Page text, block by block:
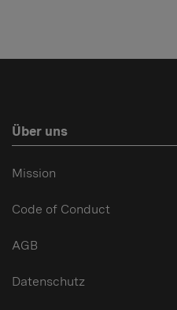
Über uns
Mission
Code of Conduct
AGB
Datenschutz